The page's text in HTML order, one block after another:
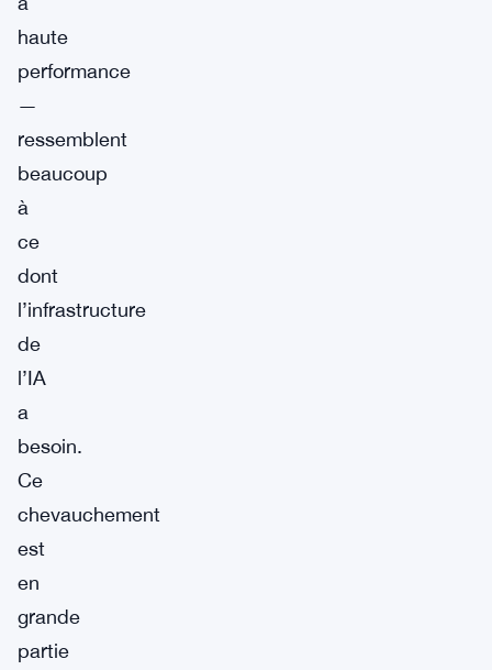
haute
performance
—
ressemblent
beaucoup
à
ce
dont
l’infrastructure
de
l’IA
a
besoin.
Ce
chevauchement
est
en
grande
partie